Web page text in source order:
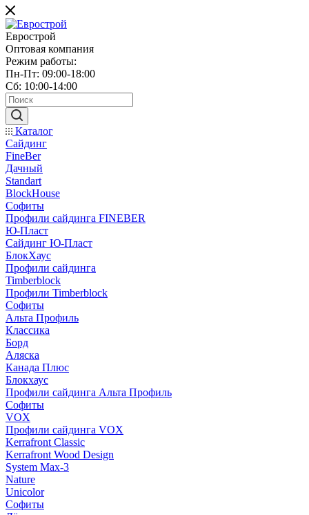
Еврострой
Оптовая компания
Режим работы:
Пн-Пт: 09:00-18:00
Сб: 10:00-14:00
Каталог
Сайдинг
FineBer
Дачный
Standart
BlockHouse
Софиты
Профили сайдинга FINEBER
Ю-Пласт
Сайдинг Ю-Пласт
БлокХаус
Профили сайдинга
Timberblock
Профили Timberblock
Софиты
Альта Профиль
Классика
Борд
Аляска
Канада Плюс
Блокхаус
Профили сайдинга Альта Профиль
Софиты
VOX
Профили сайдинга VOX
Kerrafront Classic
Kerrafront Wood Design
System Max-3
Nature
Unicolor
Софиты